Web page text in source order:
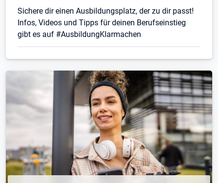
Sichere dir einen Ausbildungsplatz, der zu dir passt!
Infos, Videos und Tipps für deinen Berufseinstieg
gibt es auf #AusbildungKlarmachen